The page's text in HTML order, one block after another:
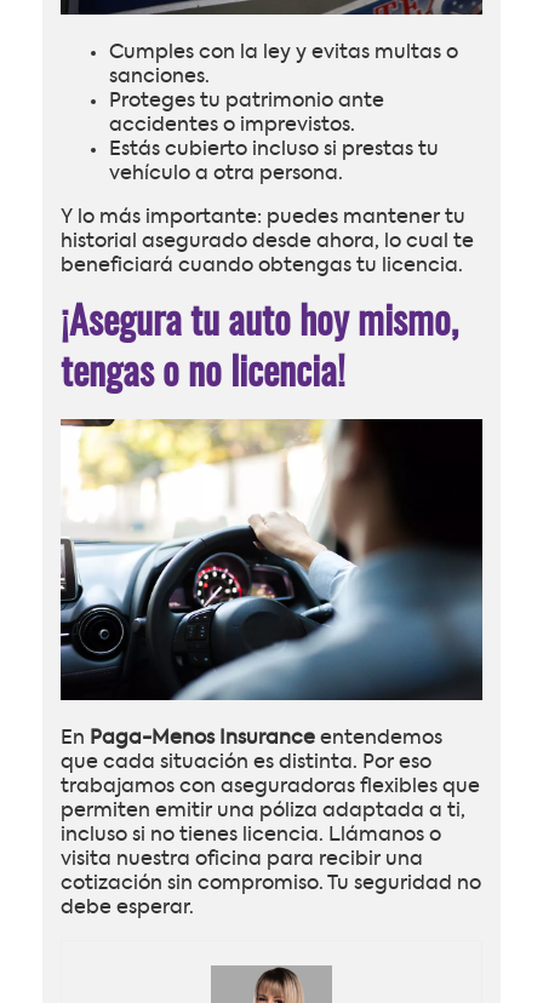
Cumples con la ley y evitas multas o
sanciones.
Proteges tu patrimonio ante
accidentes o imprevistos.
Estás cubierto incluso si prestas tu
vehículo a otra persona.
Y lo más importante: puedes mantener tu
historial asegurado desde ahora, lo cual te
beneficiará cuando obtengas tu licencia.
¡Asegura tu auto hoy mismo,
tengas o no licencia!
En Paga-Menos Insurance entendemos
que cada situación es distinta. Por eso
trabajamos con aseguradoras flexibles que
permiten emitir una póliza adaptada a ti,
incluso si no tienes licencia. Llámanos o
visita nuestra oficina para recibir una
cotización sin compromiso. Tu seguridad no
debe esperar.